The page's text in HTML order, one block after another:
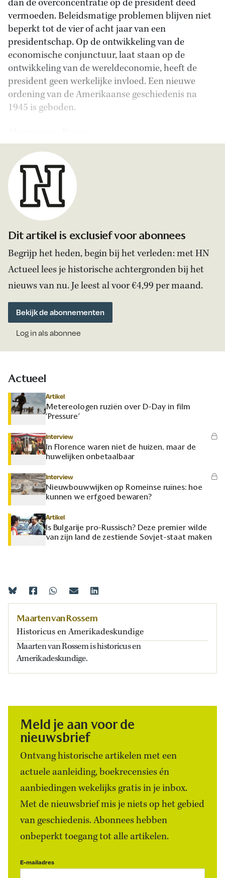
dan de overconcentratie op de president deed
vermoeden. Beleidsmatige problemen blijven niet
beperkt tot de vier of acht jaar van een
presidentschap. Op de ontwikkeling van de
economische conjunctuur, laat staan op de
ontwikkeling van de wereldeconomie, heeft de
president geen werkelijke invloed. Een nieuwe
ordening van de Amerikaanse geschiedenis na
1945 is geboden.
Dit artikel is exclusief voor abonnees
Begrijp het heden, begin bij het verleden: met HN
Actueel lees je historische achtergronden bij het
nieuws van nu. Je leest al voor €4,99 per maand.
Bekijk de abonnementen
Log in als abonnee
Actueel
Artikel
Metereologen ruziën over D-Day in film
‘Pressure’
Interview
In Florence waren niet de huizen, maar de
huwelijken onbetaalbaar
Interview
Nieuwbouwwijken op Romeinse ruïnes: hoe
kunnen we erfgoed bewaren?
Artikel
Is Bulgarije pro-Russisch? Deze premier wilde
van zijn land de zestiende Sovjet-staat maken
Maarten van Rossem
Historicus en Amerikadeskundige
Maarten van Rossem is historicus en
Amerikadeskundige.
Meld je aan voor de
nieuwsbrief
Ontvang historische artikelen met een
actuele aanleiding, boekrecensies én
aanbiedingen wekelijks gratis in je inbox.
Met de nieuwsbrief mis je niets op het gebied
van geschiedenis. Abonnees hebben
onbeperkt toegang tot alle artikelen.
E-mailadres